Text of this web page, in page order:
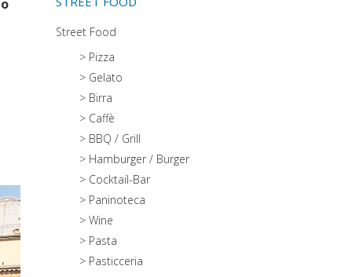
Street Food
> Pizza
> Gelato
> Birra
> Caffè
> BBQ / Grill
> Hamburger / Burger
> Cocktail-Bar
> Paninoteca
> Wine
> Pasta
> Pasticceria